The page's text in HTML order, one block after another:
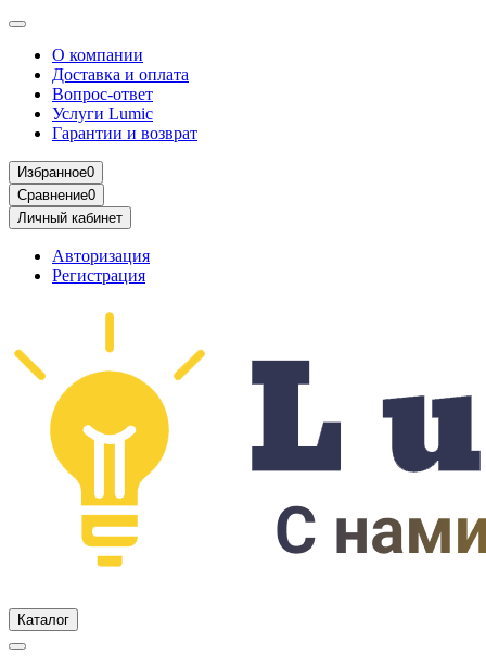
О компании
Доставка и оплата
Вопрос-ответ
Услуги Lumic
Гарантии и возврат
Избранное0
Сравнение0
Личный кабинет
Авторизация
Регистрация
Каталог